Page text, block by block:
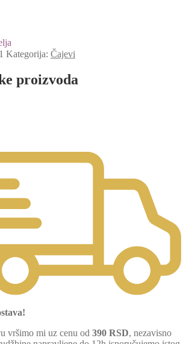
Kategorija: Čajevi
proizvoda
vršimo mi uz cenu od 390 RSD, nezavisno